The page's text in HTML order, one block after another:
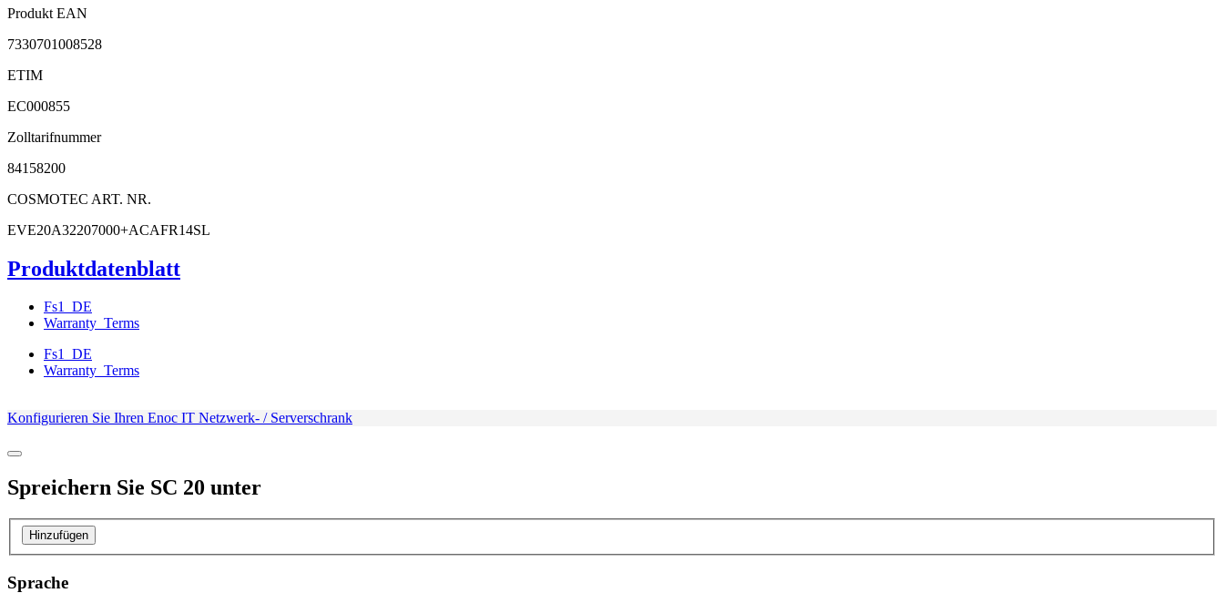
Produkt EAN
7330701008528
ETIM
EC000855
Zolltarifnummer
84158200
COSMOTEC ART. NR.
EVE20A32207000+ACAFR14SL
Produktdatenblatt
Fs1_DE
Warranty_Terms
Fs1_DE
Warranty_Terms
Konfigurieren Sie Ihren Enoc IT Netzwerk- / Serverschrank
Spreichern Sie SC 20 unter
Hinzufügen
Sprache